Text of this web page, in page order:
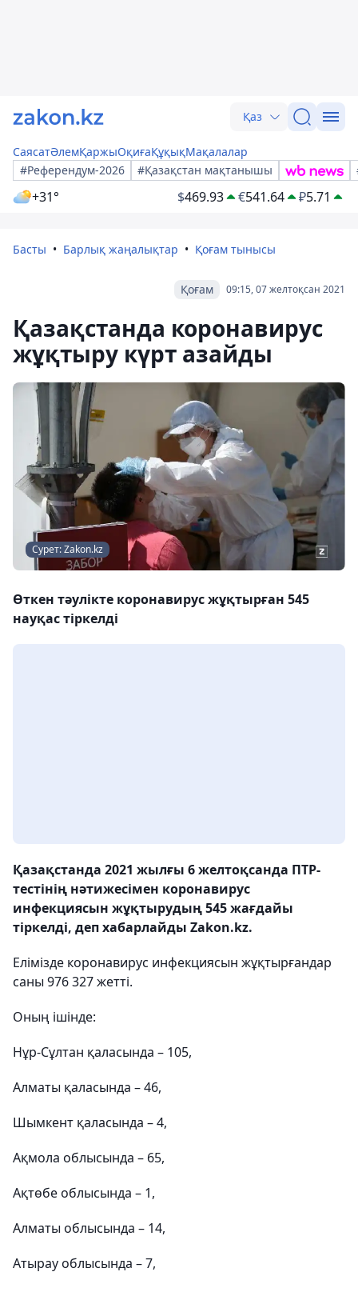
Қаз
СаясатӘлемҚаржыОқиғаҚұқықМақалалар
#Референдум-2026
#Қазақстан мақтанышы
+31° $469.93 €541.64 ₽5.71
Басты Барлық жаңалықтар Қоғам тынысы
09:15, 07 желтоқсан 2021
Қоғам
Қазақстанда коронавирус
жұқтыру күрт азайды
Сурет: Zakon.kz
Өткен тәулікте коронавирус жұқтырған 545
науқас тіркелді
Қазақстанда 2021 жылғы 6 желтоқсанда ПТР-
тестінің нәтижесімен коронавирус
инфекциясын жұқтырудың 545 жағдайы
тіркелді, деп хабарлайды Zakon.kz.
Елімізде коронавирус инфекциясын жұқтырғандар
саны 976 327 жетті.
Оның ішінде:
Нұр-Сұлтан қаласында – 105,
Алматы қаласында – 46,
Шымкент қаласында – 4,
Ақмола облысында – 65,
Ақтөбе облысында – 1,
Алматы облысында – 14,
Атырау облысында – 7,